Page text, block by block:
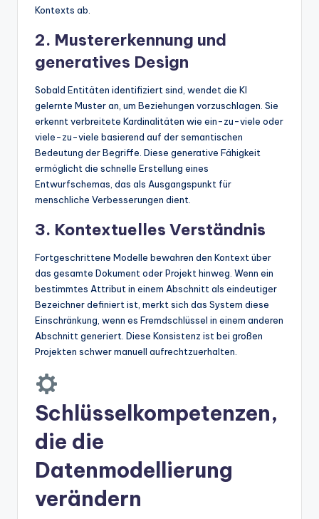
Kontexts ab.
2. Mustererkennung und
generatives Design
Sobald Entitäten identifiziert sind, wendet die KI
gelernte Muster an, um Beziehungen vorzuschlagen. Sie
erkennt verbreitete Kardinalitäten wie ein-zu-viele oder
viele-zu-viele basierend auf der semantischen
Bedeutung der Begriffe. Diese generative Fähigkeit
ermöglicht die schnelle Erstellung eines
Entwurfschemas, das als Ausgangspunkt für
menschliche Verbesserungen dient.
3. Kontextuelles Verständnis
Fortgeschrittene Modelle bewahren den Kontext über
das gesamte Dokument oder Projekt hinweg. Wenn ein
bestimmtes Attribut in einem Abschnitt als eindeutiger
Bezeichner definiert ist, merkt sich das System diese
Einschränkung, wenn es Fremdschlüssel in einem anderen
Abschnitt generiert. Diese Konsistenz ist bei großen
Projekten schwer manuell aufrechtzuerhalten.
Schlüsselkompetenzen,
die die
Datenmodellierung
verändern